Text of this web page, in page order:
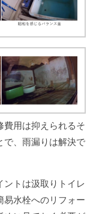
費用は抑えられるそ
で、雨漏りは解決で
ントは汲取りトイレ
易水栓へのリフォー